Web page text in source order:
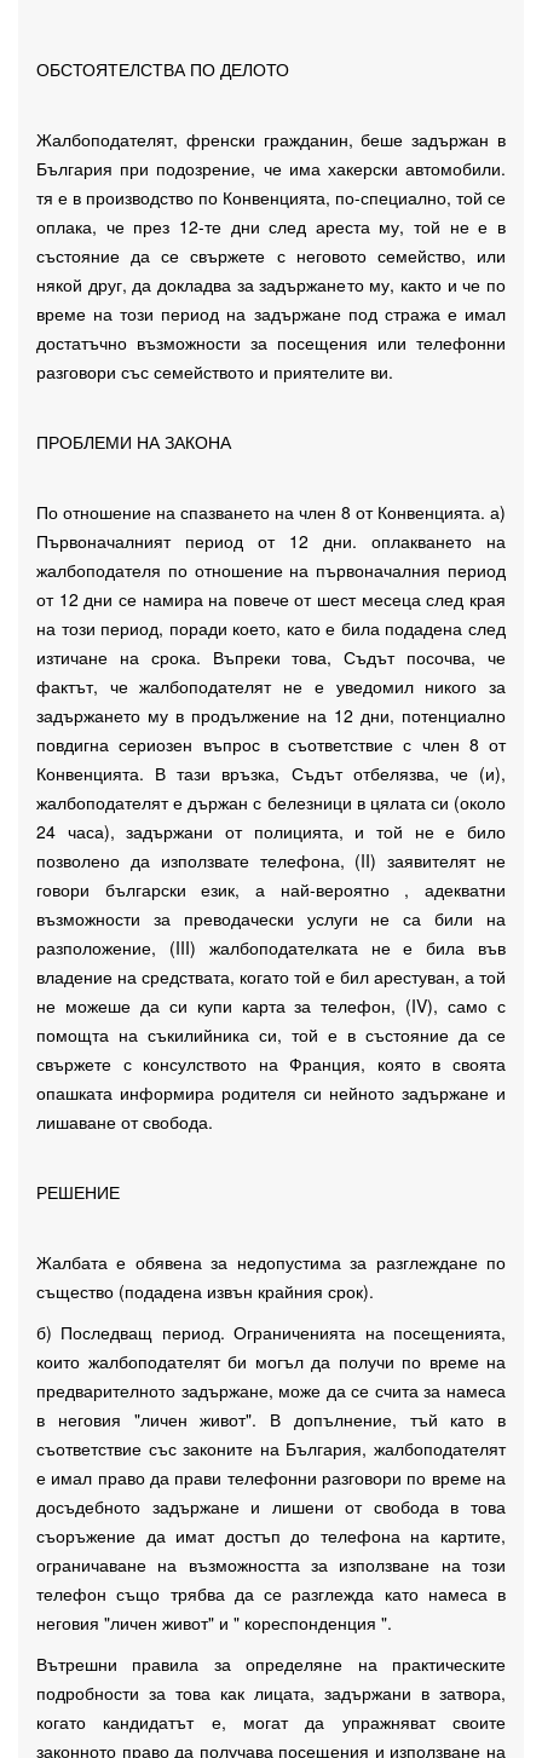
ОБСТОЯТЕЛСТВА ПО ДЕЛОТО
Жалбоподателят, френски гражданин, беше задържан в
България при подозрение, че има хакерски автомобили.
тя е в производство по Конвенцията, по-специално, той се
оплака, че през 12-те дни след ареста му, той не е в
състояние да се свържете с неговото семейство, или
някой друг, да докладва за задържането му, както и че по
време на този период на задържане под стража е имал
достатъчно възможности за посещения или телефонни
разговори със семейството и приятелите ви.
ПРОБЛЕМИ НА ЗАКОНА
По отношение на спазването на член 8 от Конвенцията. а)
Първоначалният период от 12 дни. оплакването на
жалбоподателя по отношение на първоначалния период
от 12 дни се намира на повече от шест месеца след края
на този период, поради което, като е била подадена след
изтичане на срока. Въпреки това, Съдът посочва, че
фактът, че жалбоподателят не е уведомил никого за
задържането му в продължение на 12 дни, потенциално
повдигна сериозен въпрос в съответствие с член 8 от
Конвенцията. В тази връзка, Съдът отбелязва, че (и),
жалбоподателят е държан с белезници в цялата си (около
24 часа), задържани от полицията, и той не е било
позволено да използвате телефона, (II) заявителят не
говори български език, а най-вероятно , адекватни
възможности за преводачески услуги не са били на
разположение, (III) жалбоподателката не е била във
владение на средствата, когато той е бил арестуван, а той
не можеше да си купи карта за телефон, (IV), само с
помощта на съкилийника си, той е в състояние да се
свържете с консулството на Франция, която в своята
опашката информира родителя си нейното задържане и
лишаване от свобода.
РЕШЕНИЕ
Жалбата е обявена за недопустима за разглеждане по
същество (подадена извън крайния срок).
б) Последващ период. Ограниченията на посещенията,
които жалбоподателят би могъл да получи по време на
предварителното задържане, може да се счита за намеса
в неговия "личен живот". В допълнение, тъй като в
съответствие със законите на България, жалбоподателят
е имал право да прави телефонни разговори по време на
досъдебното задържане и лишени от свобода в това
съоръжение да имат достъп до телефона на картите,
ограничаване на възможността за използване на този
телефон също трябва да се разглежда като намеса в
неговия "личен живот" и " кореспонденция ".
Вътрешни правила за определяне на практическите
подробности за това как лицата, задържани в затвора,
когато кандидатът е, могат да упражняват своите
законното право да получава посещения и използване на